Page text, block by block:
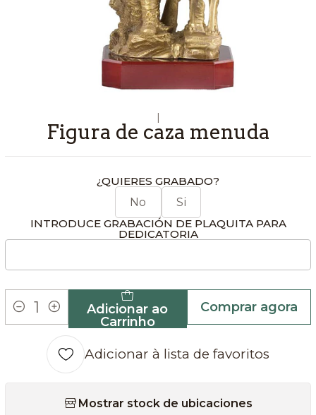
|
Figura de caza menuda
¿QUIERES GRABADO?
No Si
INTRODUCE GRABACIÓN DE PLAQUITA PARA
DEDICATORIA
Quantidade
Adicionar ao
Carrinho
Comprar agora
Adicionar à lista de favoritos
Mostrar stock de ubicaciones